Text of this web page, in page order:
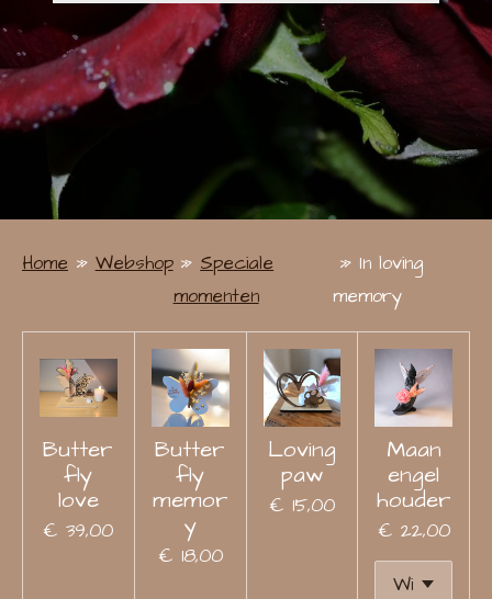
Home » Webshop » Speciale
momenten
» In loving
memory
Butter
fly
love
€ 39,00
Butter
fly
memor
y
€ 18,00
Loving
paw
€ 15,00
Maan
engel
houder
€ 22,00